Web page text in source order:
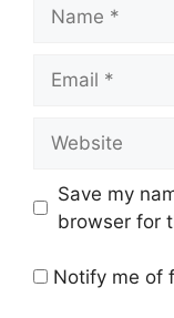
Save my
browser for
Notify me of